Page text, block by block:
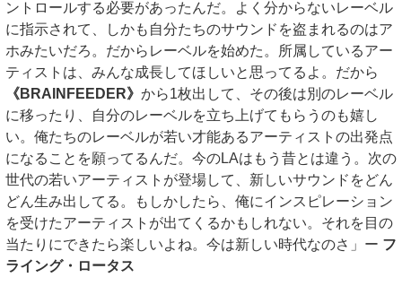
ントロールする必要があったんだ。よく分からないレーベル
に指示されて、しかも自分たちのサウンドを盗まれるのはア
ホみたいだろ。だからレーベルを始めた。所属しているアー
ティストは、みんな成長してほしいと思ってるよ。だから
《BRAINFEEDER》 から1枚出して、その後は別のレーベル
に移ったり、自分のレーベルを立ち上げてもらうのも嬉し
い。俺たちのレーベルが若い才能あるアーティストの出発点
になることを願ってるんだ。今のLAはもう昔とは違う。次の
世代の若いアーティストが登場して、新しいサウンドをどん
どん生み出してる。もしかしたら、俺にインスピレーション
を受けたアーティストが出てくるかもしれない。それを目の
当たりにできたら楽しいよね。今は新しい時代なのさ」ー フ
ライング・ロータス